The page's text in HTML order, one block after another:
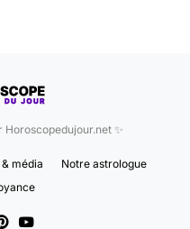
✨
média
Notre astrologue